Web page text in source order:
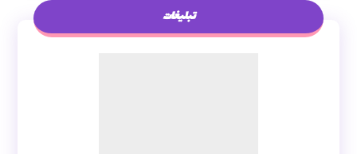
تبلیغات